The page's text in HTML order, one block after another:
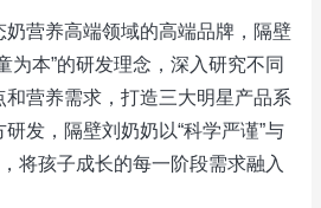
营养高端领域的高端品牌，隔壁
为本”的研发理念，深入研究不同
营养需求，打造三大明星产品系
发，隔壁刘奶奶以“科学严谨”与
将孩子成长的每一阶段需求融入